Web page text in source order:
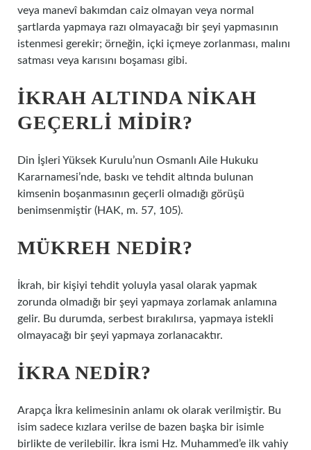
veya manevî bakımdan caiz olmayan veya normal
şartlarda yapmaya razı olmayacağı bir şeyi yapmasının
istenmesi gerekir; örneğin, içki içmeye zorlanması, malını
satması veya karısını boşaması gibi.
İKRAH ALTINDA NIKAH
GEÇERLI MIDIR?
Din İşleri Yüksek Kurulu’nun Osmanlı Aile Hukuku
Kararnamesi’nde, baskı ve tehdit altında bulunan
kimsenin boşanmasının geçerli olmadığı görüşü
benimsenmiştir (HAK, m. 57, 105).
MÜKREH NEDIR?
İkrah, bir kişiyi tehdit yoluyla yasal olarak yapmak
zorunda olmadığı bir şeyi yapmaya zorlamak anlamına
gelir. Bu durumda, serbest bırakılırsa, yapmaya istekli
olmayacağı bir şeyi yapmaya zorlanacaktır.
İKRA NEDIR?
Arapça İkra kelimesinin anlamı ok olarak verilmiştir. Bu
isim sadece kızlara verilse de bazen başka bir isimle
birlikte de verilebilir. İkra ismi Hz. Muhammed’e ilk vahiy